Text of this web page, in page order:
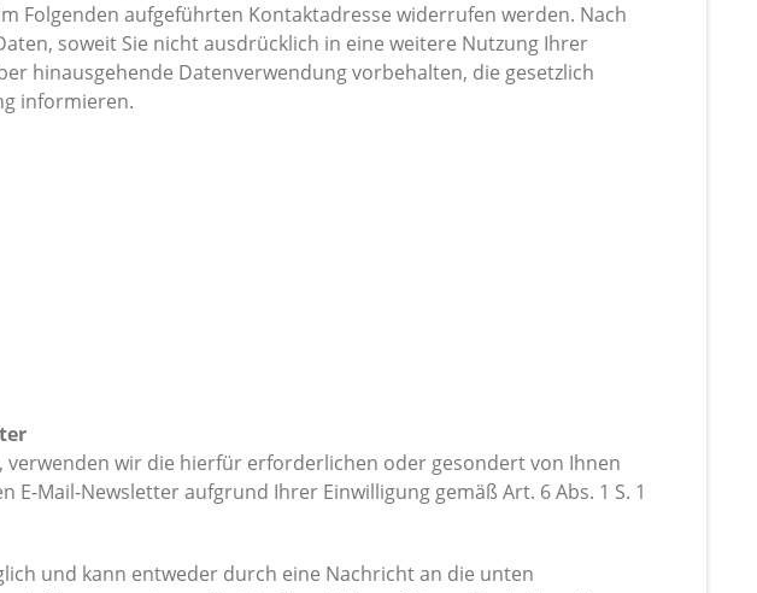
Folgenden aufgeführten Kontaktadresse widerrufen werden. Nach
soweit Sie nicht ausdrücklich in eine weitere Nutzung Ihrer
hinausgehende Datenverwendung vorbehalten, die gesetzlich
informieren.
verwenden wir die hierfür erforderlichen oder gesondert von Ihnen
Mail-Newsletter aufgrund Ihrer Einwilligung gemäß Art. 6 Abs. 1 S. 1
und kann entweder durch eine Nachricht an die unten